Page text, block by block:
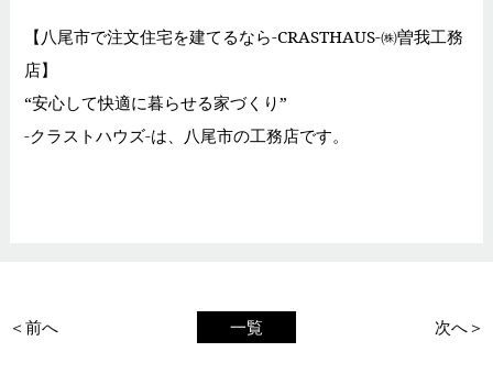
【八尾市で注文住宅を建てるなら-CRASTHAUS-㈱曽我工務
店】
“安心して快適に暮らせる家づくり”
-クラストハウズ-は、八尾市の工務店です。
一覧
＜前へ 次へ＞